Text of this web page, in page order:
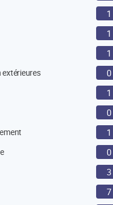
1
1
1
0
1
0
1
0
3
7